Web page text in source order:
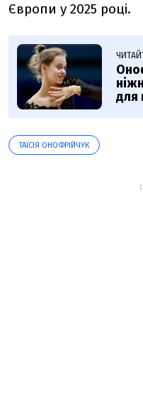
Європи у 2025 році.
для
ТАЇСІЯ ОНОФРІЙЧУК